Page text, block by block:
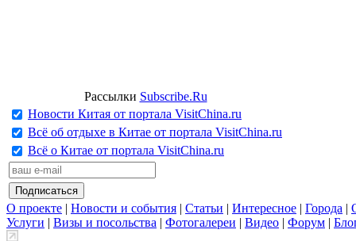
Рассылки Subscribe.Ru
Новости Китая от портала VisitChina.ru
Всё об отдыхе в Китае от портала VisitChina.ru
Всё о Китае от портала VisitChina.ru
О проекте | Новости и события | Статьи | Интересное | Города |
Услуги | Визы и посольства | Фотогалереи | Видео | Форум |